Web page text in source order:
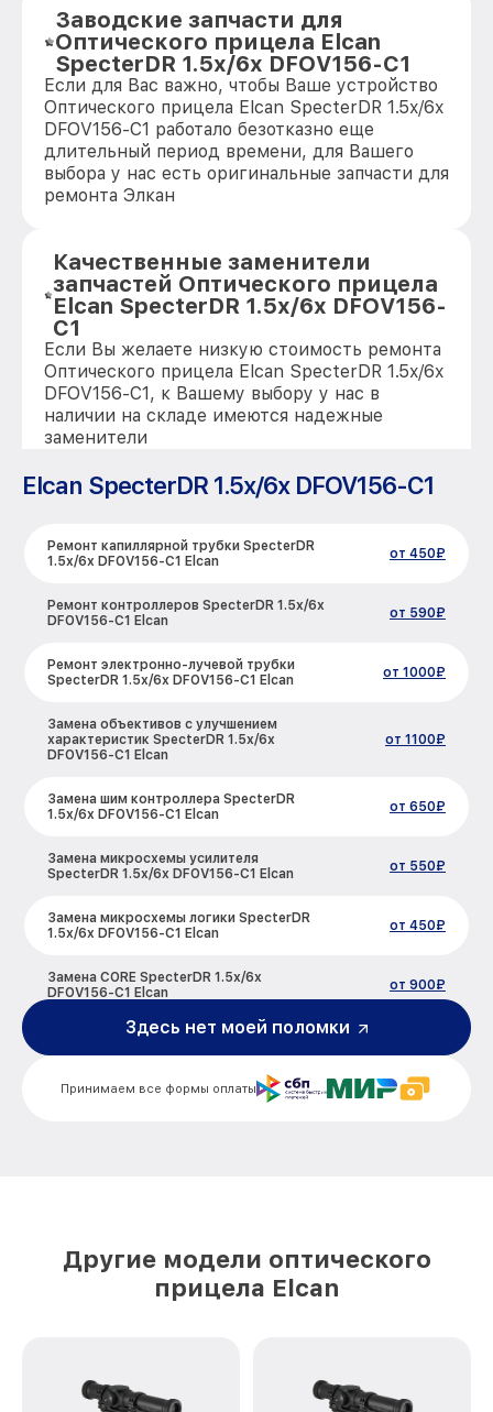
Заводские запчасти для
Оптического прицела Elcan
SpecterDR 1.5x/6x DFOV156-C1
Если для Вас важно, чтобы Ваше устройство
Оптического прицела Elcan SpecterDR 1.5x/6x
DFOV156-C1 работало безотказно еще
длительный период времени, для Вашего
выбора у нас есть оригинальные запчасти для
ремонта Элкан
Качественные заменители
запчастей Оптического прицела
Elcan SpecterDR 1.5x/6x DFOV156-
C1
Если Вы желаете низкую стоимость ремонта
Оптического прицела Elcan SpecterDR 1.5x/6x
DFOV156-C1, к Вашему выбору у нас в
наличии на складе имеются надежные
заменители
Elcan SpecterDR 1.5x/6x DFOV156-C1
Ремонт капиллярной трубки SpecterDR
1.5x/6x DFOV156-C1 Elcan
от 450₽
Ремонт контроллеров SpecterDR 1.5x/6x
DFOV156-C1 Elcan
от 590₽
Ремонт электронно-лучевой трубки
SpecterDR 1.5x/6x DFOV156-C1 Elcan
от 1000₽
Замена объективов с улучшением
характеристик SpecterDR 1.5x/6x
DFOV156-C1 Elcan
от 1100₽
Замена шим контроллера SpecterDR
1.5x/6x DFOV156-C1 Elcan
от 650₽
Замена микросхемы усилителя
SpecterDR 1.5x/6x DFOV156-C1 Elcan
от 550₽
Замена микросхемы логики SpecterDR
1.5x/6x DFOV156-C1 Elcan
от 450₽
Замена CORE SpecterDR 1.5x/6x
DFOV156-C1 Elcan
от 900₽
Ремонт встроенного дальнометра и
других устройств SpecterDR 1.5x/6x
от 750₽
Восстановление питания SpecterDR
1.5x/6x DFOV156-C1 Elcan
Замена корпуса SpecterDR 1.5x/6x
Принимаем все формы оплаты
Здесь нет моей поломки
Другие модели оптического
прицела Elcan